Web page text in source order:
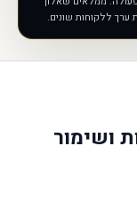
ערך ללקוחות שונים.
ושימור